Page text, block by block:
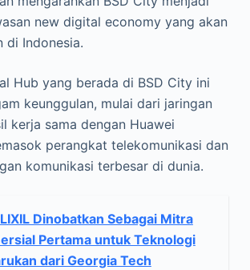
new digital economy yang akan
di Indonesia.
Hub yang berada di BSD City ini
keunggulan, mulai dari jaringan
kerja sama dengan Huawei
perangkat telekomunikasi dan
komunikasi terbesar di dunia.
LIXIL Dinobatkan Sebagai Mitra
Pertama untuk Teknologi
dari Georgia Tech